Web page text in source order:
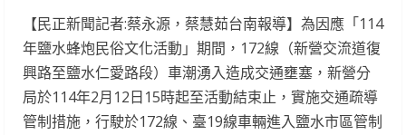
【民正新聞記者:蔡永源，蔡慧茹台南報導】為因應「114
年鹽水蜂炮民俗文化活動」期間，172線（新營交流道復
興路至鹽水仁愛路段）車潮湧入造成交通壅塞，新營分
局於114年2月12日15時起至活動結束止，實施交通疏導
管制措施，行駛於172線、臺19線車輛進入鹽水市區管制